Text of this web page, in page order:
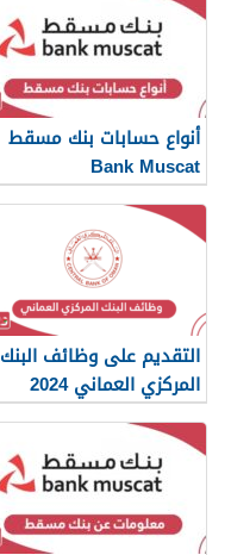
أنواع حسابات بنك مسقط
Bank Muscat
التقديم على وظائف البنك
المركزي العماني 2024